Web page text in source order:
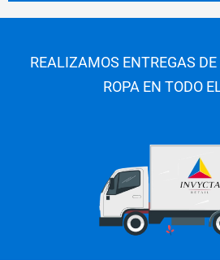
REALIZAMOS ENTREGAS
ROPA EN TODO